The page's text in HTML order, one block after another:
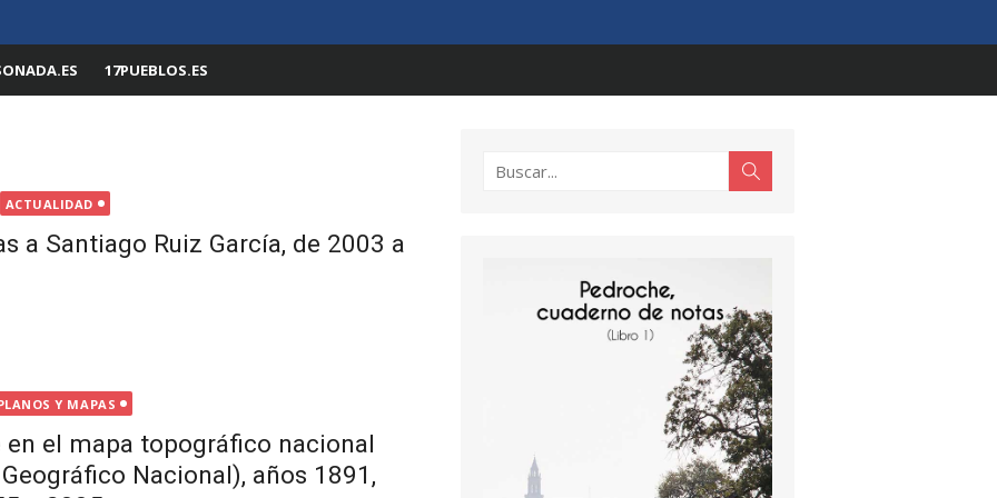
17PUEBLOS.ES
ACTUALIDAD
a Santiago Ruiz García, de 2003 a
Y MAPAS
en el mapa topográfico nacional
Nacional), años 1891,
Buscar: